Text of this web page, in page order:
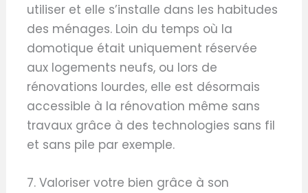
utiliser et elle s’installe dans les habitudes
des ménages. Loin du temps où la
domotique était uniquement réservée
aux logements neufs, ou lors de
rénovations lourdes, elle est désormais
accessible à la rénovation même sans
travaux grâce à des technologies sans fil
et sans pile par exemple.
7. Valoriser votre bien grâce à son